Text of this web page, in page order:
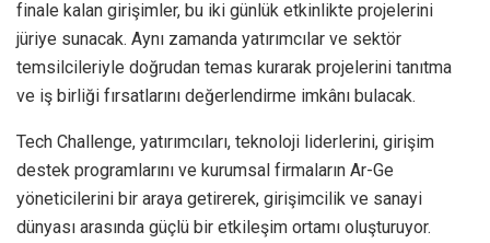
finale kalan girişimler, bu iki günlük etkinlikte projelerini
jüriye sunacak. Aynı zamanda yatırımcılar ve sektör
temsilcileriyle doğrudan temas kurarak projelerini tanıtma
ve iş birliği fırsatlarını değerlendirme imkânı bulacak.
Tech Challenge, yatırımcıları, teknoloji liderlerini, girişim
destek programlarını ve kurumsal firmaların Ar-Ge
yöneticilerini bir araya getirerek, girişimcilik ve sanayi
dünyası arasında güçlü bir etkileşim ortamı oluşturuyor.